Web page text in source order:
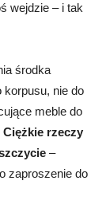
wejdzie – i tak
środka
korpusu, nie do
meble do
Ciężkie rzeczy
–
zaproszenie do